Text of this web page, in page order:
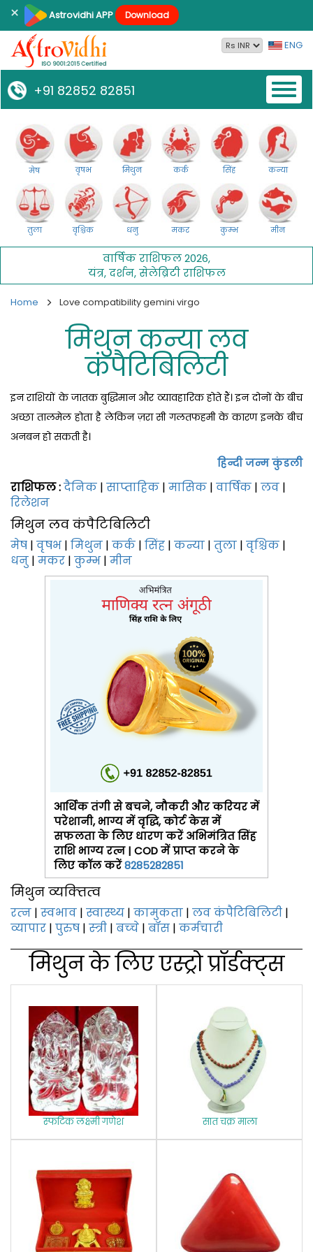
× Astrovidhi APP Download
ENG
+91 82852 82851
मेष वृषभ मिथुन कर्क सिंह कन्या
तुला वृश्चिक धनु मकर कुम्भ मीन
वार्षिक राशिफल 2026,
यंत्र,दर्शन,सेलेब्रिटी राशिफल
Home Love compatibility gemini virgo
मिथुन कन्या लव
कंपैटिबिलिटी
इन राशियों के जातक बुद्धिमान और व्‍यावहारिक होते हैं। इन दोनों के बीच
अच्‍छा तालमेल होता है लेकिन ज़रा सी गलतफहमी के कारण इनके बीच
अनबन हो सकती है।
हिन्दी जन्म कुंडली
राशिफल :दैनिक | साप्‍ताहिक | मासिक | वार्षिक | लव |
रिलेशन
मिथुन लव कंपैटिबिलिटी
मेष | वृषभ| मिथुन | कर्क | सिंह | कन्या | तुला | वृश्चिक |
धनु | मकर | कुम्भ| मीन
आर्थिक तंगी से बचने, नौकरी और करियर में
परेशानी, भाग्य में वृद्धि, कोर्ट केस में
सफलता के लिए धारण करें अभिमंत्रित सिंह
राशि भाग्य रत्न | COD में प्राप्त करने के
लिए कॉल करें8285282851
मिथुन व्‍यक्‍तित्‍व
रत्‍न | स्‍वभाव | स्वास्थ्य | कामुकता | लव कंपैटिबिलिटी |
व्यापार | पुरुष | स्‍त्री | बच्‍चे | बॉस | कर्मचारी
मिथुन के लिए एस्‍ट्रो प्रॉर्डक्‍ट्स
स्‍फटिक लक्ष्‍मी गणेश सात चक्र माला